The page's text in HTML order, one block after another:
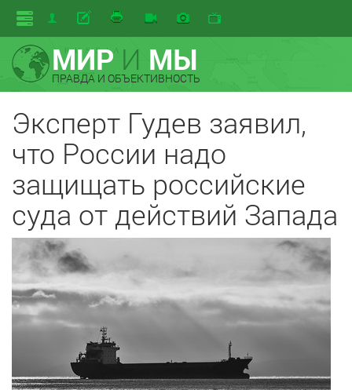
МИРИ МЫ
ПРАВДА И ОБЪЕКТИВНОСТЬ
Эксперт Гудев заявил,
что России надо
защищать российские
суда от действий Запада